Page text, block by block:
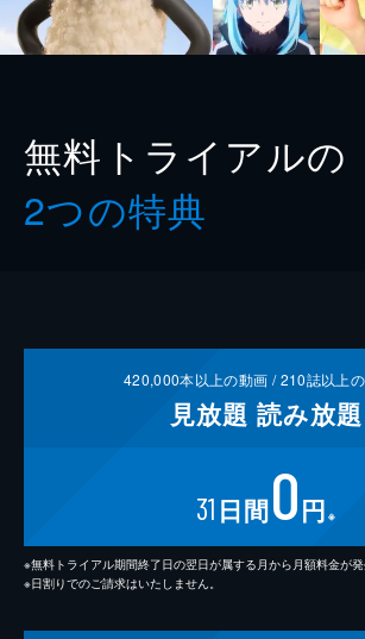
無料トライアルの
2つの特典
420,000本以上の動画 /210誌以上
見放題 読み放題
31 日間0円 ※
※無料トライアル期間終了日の翌日が属する月から月額料金が発
※日割りでのご請求はいたしません。